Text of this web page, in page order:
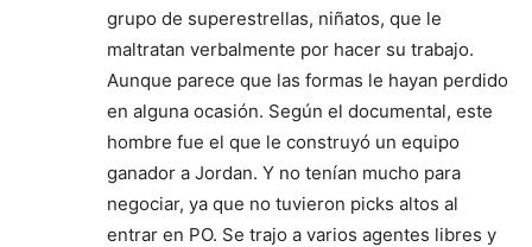
grupo de superestrellas, niñatos, que le
maltratan verbalmente por hacer su trabajo.
Aunque parece que las formas le hayan perdido
en alguna ocasión. Según el documental, este
hombre fue el que le construyó un equipo
ganador a Jordan. Y no tenían mucho para
negociar, ya que no tuvieron picks altos al
entrar en PO. Se trajo a varios agentes libres y